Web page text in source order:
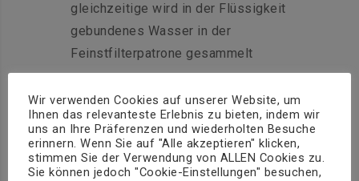
gleichzeitige wird in der Flüssigkeit
gebundenes Wasser in der
Feinstfilterpatrone gesammelt
Bei Betrieb der mobilen Filteranlage
müssen immer zwei Tanks
angeschlossen sein: zum einen der
Tank, in dem eine Verschmutzung
Wir verwenden Cookies auf unserer Website, um
Ihnen das relevanteste Erlebnis zu bieten, indem wir
uns an Ihre Präferenzen und wiederholten Besuche
erinnern. Wenn Sie auf "Alle akzeptieren" klicken,
stimmen Sie der Verwendung von ALLEN Cookies zu.
Sie können jedoch "Cookie-Einstellungen" besuchen,